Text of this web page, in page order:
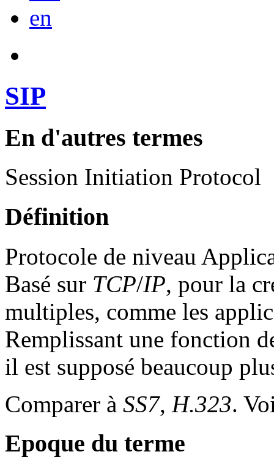
en
SIP
En d'autres termes
Session Initiation Protocol
Définition
Protocole de niveau
Basé sur TCP/IP, pour la
multiples, comme les
Remplissant une fonction
il est supposé beaucoup
Comparer à SS7, H.323.
Epoque du terme